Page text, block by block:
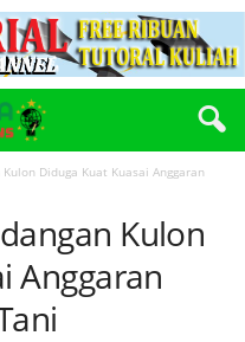
Diduga Kuat Kuasai Anggaran
Kulon
Anggaran